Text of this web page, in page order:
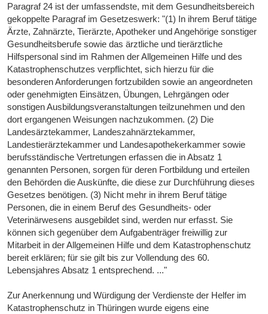
Paragraf 24 ist der umfassendste, mit dem Gesundheitsbereich
gekoppelte Paragraf im Gesetzeswerk: "(1) In ihrem Beruf tätige
Ärzte, Zahnärzte, Tierärzte, Apotheker und Angehörige sonstiger
Gesundheitsberufe sowie das ärztliche und tierärztliche
Hilfspersonal sind im Rahmen der Allgemeinen Hilfe und des
Katastrophenschutzes verpflichtet, sich hierzu für die
besonderen Anforderungen fortzubilden sowie an angeordneten
oder genehmigten Einsätzen, Übungen, Lehrgängen oder
sonstigen Ausbildungsveranstaltungen teilzunehmen und den
dort ergangenen Weisungen nachzukommen. (2) Die
Landesärztekammer, Landeszahnärztekammer,
Landestierärztekammer und Landesapothekerkammer sowie
berufsständische Vertretungen erfassen die in Absatz 1
genannten Personen, sorgen für deren Fortbildung und erteilen
den Behörden die Auskünfte, die diese zur Durchführung dieses
Gesetzes benötigen. (3) Nicht mehr in ihrem Beruf tätige
Personen, die in einem Beruf des Gesundheits- oder
Veterinärwesens ausgebildet sind, werden nur erfasst. Sie
können sich gegenüber dem Aufgabenträger freiwillig zur
Mitarbeit in der Allgemeinen Hilfe und dem Katastrophenschutz
bereit erklären; für sie gilt bis zur Vollendung des 60.
Lebensjahres Absatz 1 entsprechend. ..."
Zur Anerkennung und Würdigung der Verdienste der Helfer im
Katastrophenschutz in Thüringen wurde eigens eine